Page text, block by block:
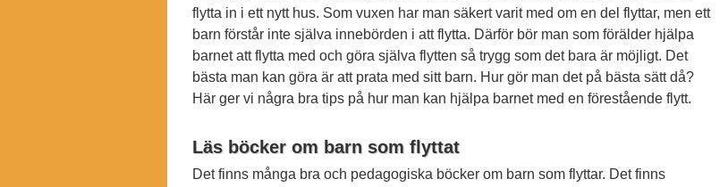
flytta in i ett nytt hus. Som vuxen har man säkert varit med om en del flyttar, men ett
barn förstår inte själva innebörden i att flytta. Därför bör man som förälder hjälpa
barnet att flytta med och göra själva flytten så trygg som det bara är möjligt. Det
bästa man kan göra är att prata med sitt barn. Hur gör man det på bästa sätt då?
Här ger vi några bra tips på hur man kan hjälpa barnet med en förestående flytt.
Läs böcker om barn som flyttat
Det finns många bra och pedagogiska böcker om barn som flyttar. Det finns